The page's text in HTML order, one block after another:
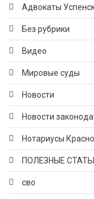
Адвокаты
Без рубрики
Видео
Мировые суды
Новости
Новости
Нотариусы
ПОЛЕЗНЫЕ
сво